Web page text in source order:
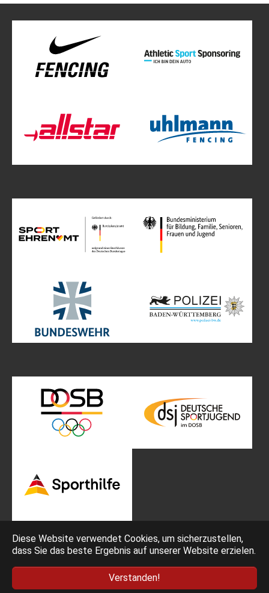
Diese Website verwendet Cookies, um sicherzustellen,
dass Sie das beste Ergebnis auf unserer Website erzielen.
Verstanden!
Datenschutz